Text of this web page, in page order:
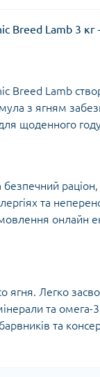
Breed Lamb 3 кг
Breed Lamb
з ягням
щоденного
та
онлайн
ягня. Легко
та
та